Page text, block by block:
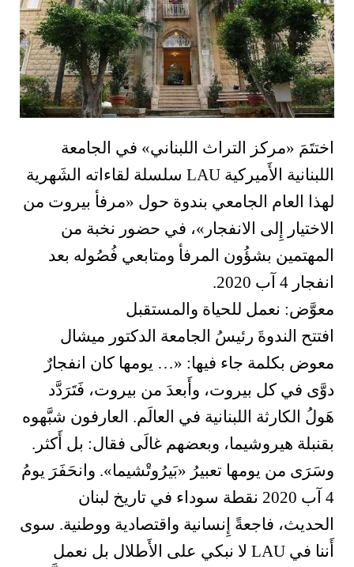
اختتَمَ «مركز التراث اللبناني» في الجامعة
اللبنانية الأَميركية LAU سلسلة لقاءاته الشَهرية
لهذا العام الجامعي بندوة حول «مرفأ بيروت من
الاختيار إِلى الانفجار»، في حضور نخبة من
المهتمين بشؤُون المرفأ ومتابعي فُصُوله بعد
انفجار 4 آب 2020.
معوَّض: نعمل للحياة والمستقبل
افتتح الندوةَ رئيسُ الجامعة الدكتور ميشال
معوض بكلمة جاء فيها: «… يومها كان انفجارٌ
دوَّى في كل بيروت، وأَبعدَ من بيروت، فَتَرَدَّد
هَولُ الكارثة اللبنانية في العالَم. العارفون شبَّهوه
بقنبلة هيروشيما، وبعضهم غالَى فقال: بل أَكثر.
وسَرَى من يومها تعبيرُ «بَيرُوتْشيما». وانحَفَرَ يومُ
4 آب 2020 نقطة سوداء في تاريخ لبنان
الحديث، فاجعةً إِنسانية واقتصادية ووطنية. سوى
أَننا في LAU لا نبكي على الأَطلال بل نعمل